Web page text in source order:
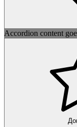
Accordion content